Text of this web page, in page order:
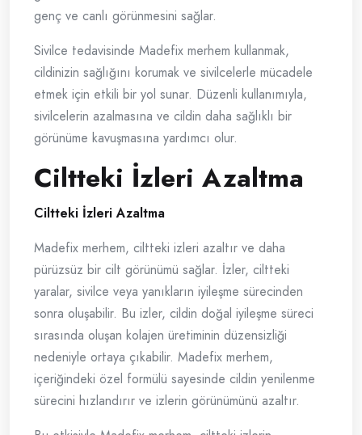
genç ve canlı görünmesini sağlar.
Sivilce tedavisinde Madefix merhem kullanmak,
cildinizin sağlığını korumak ve sivilcelerle mücadele
etmek için etkili bir yol sunar. Düzenli kullanımıyla,
sivilcelerin azalmasına ve cildin daha sağlıklı bir
görünüme kavuşmasına yardımcı olur.
Ciltteki İzleri Azaltma
Ciltteki İzleri Azaltma
Madefix merhem, ciltteki izleri azaltır ve daha
pürüzsüz bir cilt görünümü sağlar. İzler, ciltteki
yaralar, sivilce veya yanıkların iyileşme sürecinden
sonra oluşabilir. Bu izler, cildin doğal iyileşme süreci
sırasında oluşan kolajen üretiminin düzensizliği
nedeniyle ortaya çıkabilir. Madefix merhem,
içeriğindeki özel formülü sayesinde cildin yenilenme
sürecini hızlandırır ve izlerin görünümünü azaltır.